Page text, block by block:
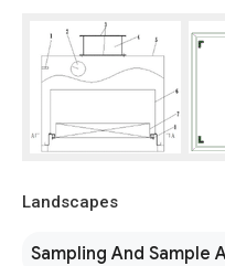
Landscapes
Sampling And Sample